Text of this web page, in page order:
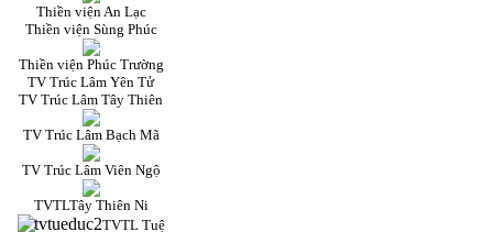
Thiền viện An Lạc
Thiền viện Sùng Phúc
Thiền viện Phúc Trường
TV Trúc Lâm Yên Tử
TV Trúc Lâm Tây Thiên
TV Trúc Lâm Bạch Mã
TV Trúc Lâm Viên Ngộ
TVTLTây Thiên Ni
TVTL Tuệ